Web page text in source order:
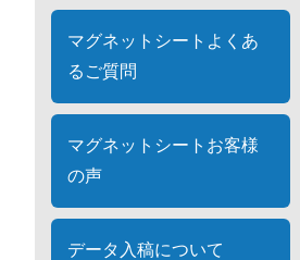
マグネットシートよくあ
るご質問
マグネットシートお客様
の声
データ入稿について